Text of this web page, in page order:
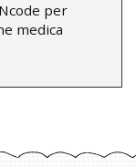
per
medica